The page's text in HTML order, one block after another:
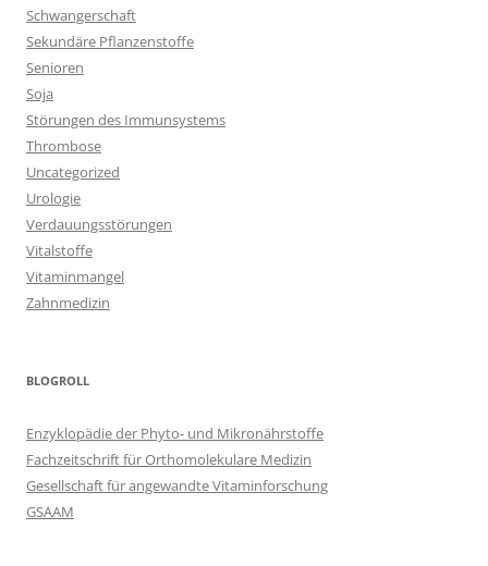
Schwangerschaft
Sekundäre Pflanzenstoffe
Senioren
Soja
Störungen des Immunsystems
Thrombose
Uncategorized
Urologie
Verdauungsstörungen
Vitalstoffe
Vitaminmangel
Zahnmedizin
BLOGROLL
Enzyklopädie der Phyto- und Mikronährstoffe
Fachzeitschrift für Orthomolekulare Medizin
Gesellschaft für angewandte Vitaminforschung
GSAAM